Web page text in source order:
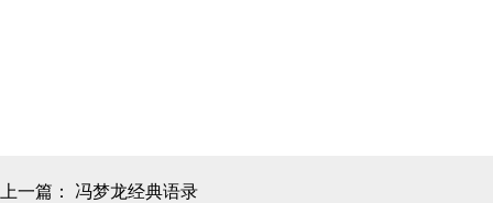
上一篇： 冯梦龙经典语录